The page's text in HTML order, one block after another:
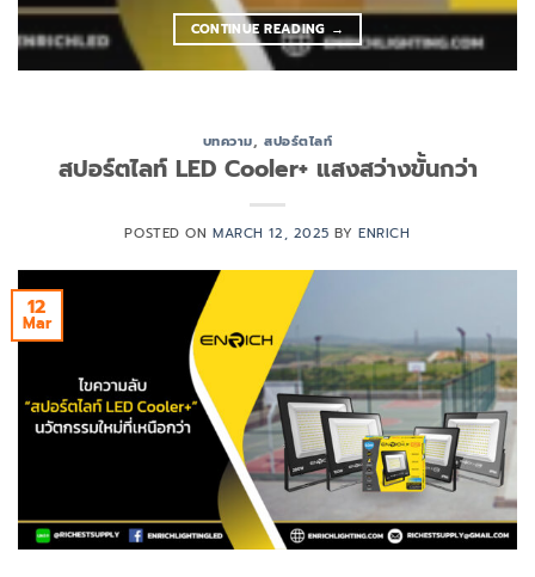
CONTINUE READING →
บทความ, สปอร์ตไลท์
สปอร์ตไลท์ LED Cooler+ แสงสว่างขั้นกว่า
POSTED ONMARCH 12, 2025 BYENRICH
12
Mar